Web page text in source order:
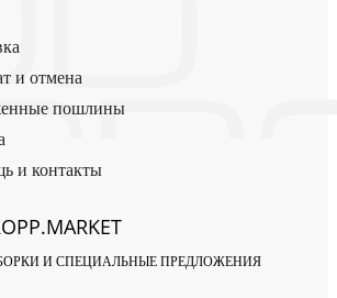
и отмена
пошлины
и контакты
И СПЕЦИАЛЬНЫЕ ПРЕДЛОЖЕНИЯ